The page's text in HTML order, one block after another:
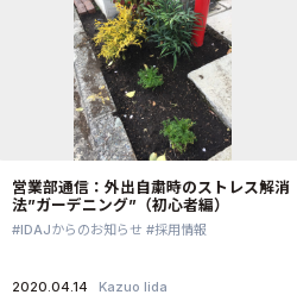
営業部通信：外出自粛時のストレス解消
法”ガーデニング”（初心者編）
IDAJからのお知らせ 採用情報
2020.04.14 Kazuo Iida